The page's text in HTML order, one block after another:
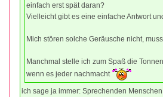
einfach erst spät daran?
Vielleicht gibt es eine einfache Antwort
Mich stören solche Geräusche nicht,
Manchmal stelle ich zum Spaß die
wenn es jeder nachmacht
ich sage ja immer: Sprechenden